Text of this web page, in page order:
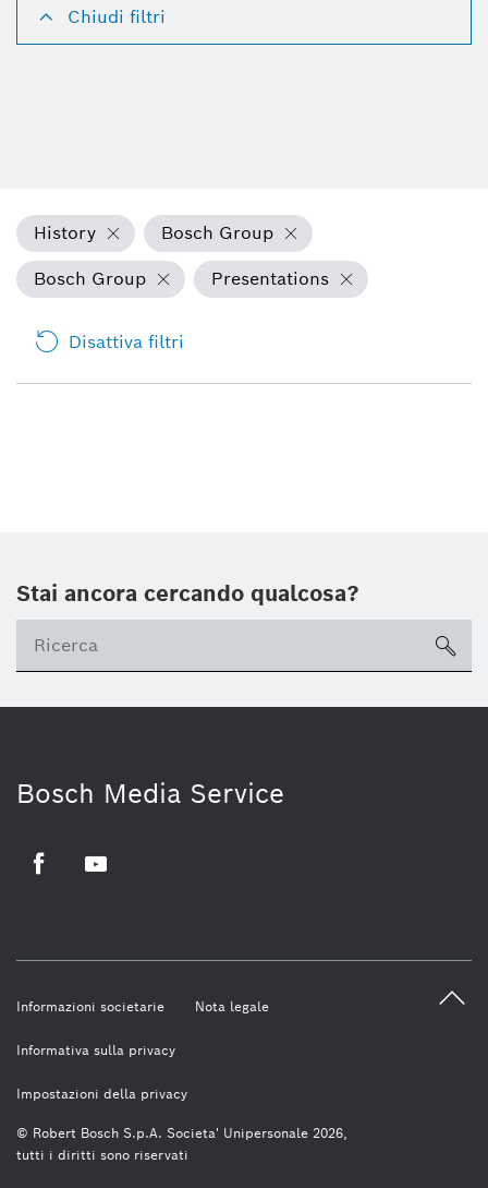
Chiudi filtri
History
Bosch Group
Bosch Group
Presentations
Disattiva filtri
Stai ancora cercando qualcosa?
Bosch Media Service
© Robert Bosch S.p.A. Societa' Unipersonale 2026,
tutti i diritti sono riservati
Informazioni societarie Nota legale
Informativa sulla privacy
Impostazioni della privacy